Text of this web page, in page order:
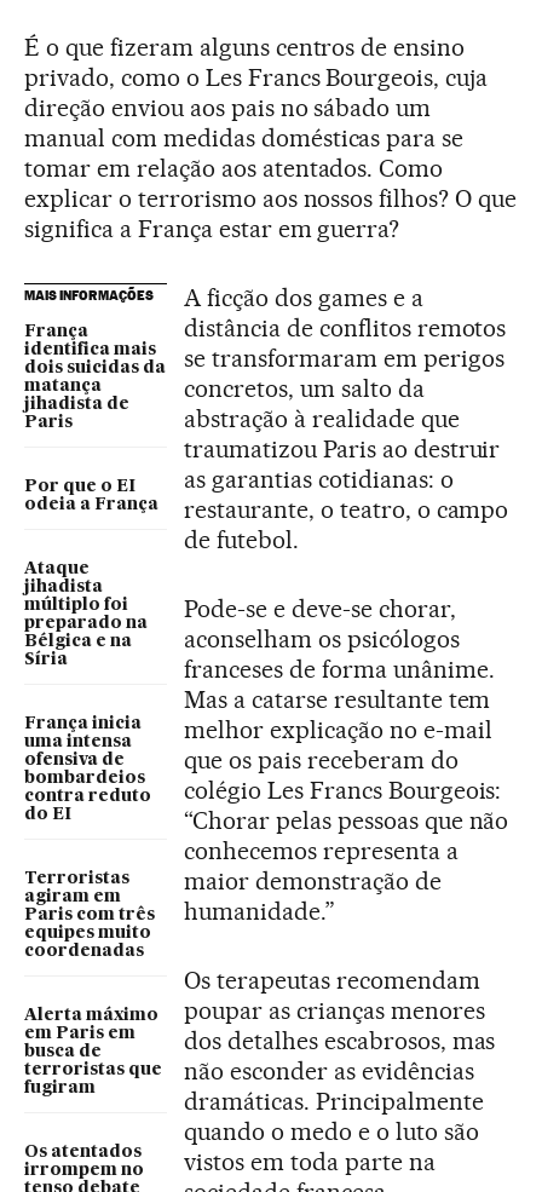
É o que fizeram alguns centros de ensino
privado, como o Les Francs Bourgeois, cuja
direção enviou aos pais no sábado um
manual com medidas domésticas para se
tomar em relação aos atentados. Como
explicar o terrorismo aos nossos filhos? O que
significa a França estar em guerra?
MAIS INFORMAÇÕES
França
identifica mais
dois suicidas da
matança
jihadista de
Paris
Por que o EI
odeia a França
Ataque
jihadista
múltiplo foi
preparado na
Bélgica e na
Síria
França inicia
uma intensa
ofensiva de
bombardeios
contra reduto
do EI
Terroristas
agiram em
Paris com três
equipes muito
coordenadas
Alerta máximo
em Paris em
busca de
terroristas que
fugiram
Os atentados
irrompem no
tenso debate
A ficção dos games e a
distância de conflitos remotos
se transformaram em perigos
concretos, um salto da
abstração à realidade que
traumatizou Paris ao destruir
as garantias cotidianas: o
restaurante, o teatro, o campo
de futebol.
Pode-se e deve-se chorar,
aconselham os psicólogos
franceses de forma unânime.
Mas a catarse resultante tem
melhor explicação no e-mail
que os pais receberam do
colégio Les Francs Bourgeois:
“Chorar pelas pessoas que não
conhecemos representa a
maior demonstração de
humanidade.”
Os terapeutas recomendam
poupar as crianças menores
dos detalhes escabrosos, mas
não esconder as evidências
dramáticas. Principalmente
quando o medo e o luto são
vistos em toda parte na